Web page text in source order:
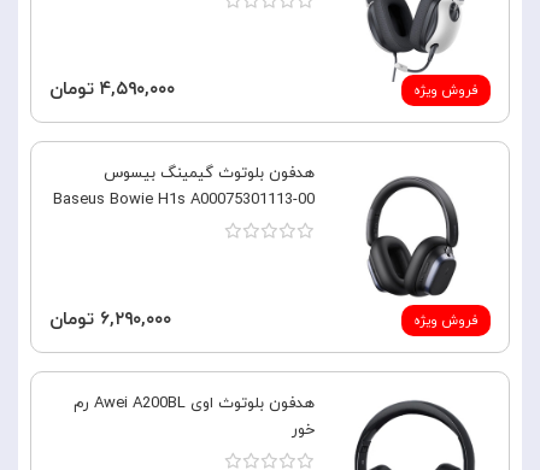
فروش ویژه ۴,۵۹۰,۰۰۰ تومان
فروش ویژه
هدفون بلوتوث گیمینگ بیسوس
Baseus Bowie H1s A00075301113-00
۶,۲۹۰,۰۰۰ تومان
هدفون بلوتوث اوی Awei A200BL رم
خور